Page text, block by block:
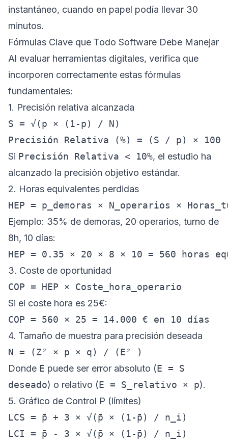
instantáneo, cuando en papel podía llevar 30
minutos.
Fórmulas Clave que Todo Software Debe Manejar
Al evaluar herramientas digitales, verifica que
incorporen correctamente estas fórmulas
fundamentales:
1. Precisión relativa alcanzada
S = √(p × (1-p) / N)
Si Precisión Relativa < 10%, el estudio ha
alcanzado la precisión objetivo estándar.
2. Horas equivalentes perdidas
Ejemplo: 35% de demoras, 20 operarios, turno de
8h, 10 días:
3. Coste de oportunidad
Si el coste hora es 25€:
4. Tamaño de muestra para precisión deseada
Donde E puede ser error absoluto (E = S
deseado) o relativo (E = S_relativo × p).
5. Gráfico de Control P (límites)
LCS = p̄ + 3 × √(p̄ × (1-p̄) / n_i)